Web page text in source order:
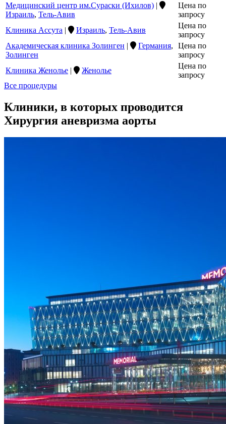
Медицинский центр им.Сураски (Ихилов) |
Израиль, Тель-Авив
Цена по
запросу
Клиника Ассута | Израиль, Тель-Авив
Цена по
запросу
Академическая клиника Золинген | Германия,
Золинген
Цена по
запросу
Клиника Женолье | Женолье
Цена по
запросу
Все процедуры
Клиники, в которых проводится
Хирургия аневризма аорты